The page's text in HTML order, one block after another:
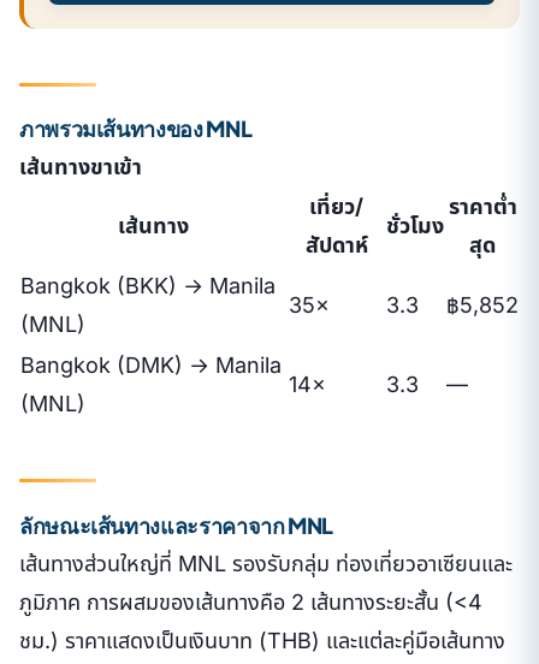
ภาพรวมเส้นทางของ MNL
เส้นทางขาเข้า
เส้นทาง
เที่ยว/
สัปดาห์
ชั่วโมง
ราคาต่ำ
สุด
Bangkok (BKK) → Manila
(MNL)
35× 3.3 ฿5,852
Bangkok (DMK) → Manila
(MNL)
14× 3.3 —
ลักษณะเส้นทางและราคาจาก MNL
เส้นทางส่วนใหญ่ที่ MNL รองรับกลุ่ม ท่องเที่ยวอาเซียนและ
ภูมิภาค การผสมของเส้นทางคือ 2 เส้นทางระยะสั้น (<4
ชม.) ราคาแสดงเป็นเงินบาท (THB) และแต่ละคู่มือเส้นทาง